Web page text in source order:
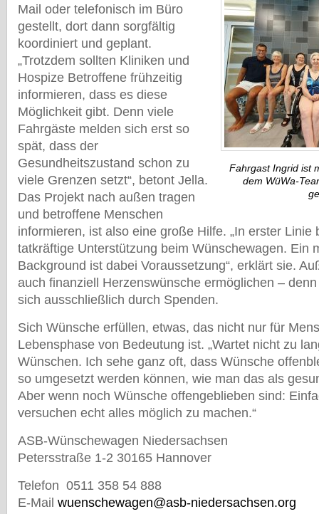
Fahrgast Ingrid ist
dem WüWa-
Mail oder telefonisch im Büro
gestellt, dort dann sorgfä ltig
koordiniert und geplant.
„Trotzdem sollten Kliniken und
Hospize Betroffene frühzeitig
informieren, dass es diese
Möglichkeit gibt. Denn viele
Fahrgäste melden sich erst so
spät, dass der
Gesundheitszustand schon zu
viele Grenzen setzt“, betont Jella.
Das Projekt nach außen tragen
und betroffene Menschen
informieren, ist also eine große Hilfe. „In erster Linie
tatkräftige Unterstützung beim Wünschewagen. Ein
Background ist dabei Voraussetzung“, erkl ärt sie. Au
auch finanziell Herzenswünsche ermöglichen –
sich ausschließlich durch Spenden.
Sich Wünsche erfü llen, etwas, das nicht nur für
Lebensphase von Bedeutung ist. „Wartet nicht zu
Wünschen. Ich sehe ganz oft, dass Wünsche
so umgesetzt werden können, wie man das als
Aber wenn noch Wünsche offengeblieben sind:
versuchen echt alles möglich zu machen.“
ASB-Wünschewagen Niedersachsen
Petersstraße 1-2 30165 Hannover
Telefon 0511 358 54 888
E-Mail wuenschewagen@asb-niedersachsen.org